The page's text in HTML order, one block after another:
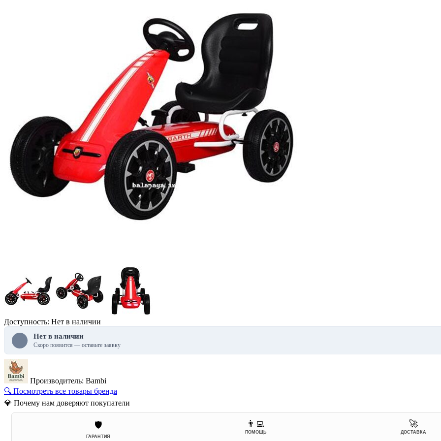
Доступность: Нет в наличии
Нет в наличии
Скоро появится — оставьте заявку
Производитель: Bambi
🔍 Посмотреть все товары бренда
💎 Почему нам доверяют покупатели
🛡️
ГАРАНТИЯ
👨‍💻
ПОМОЩЬ
🚀
ДОСТАВКА